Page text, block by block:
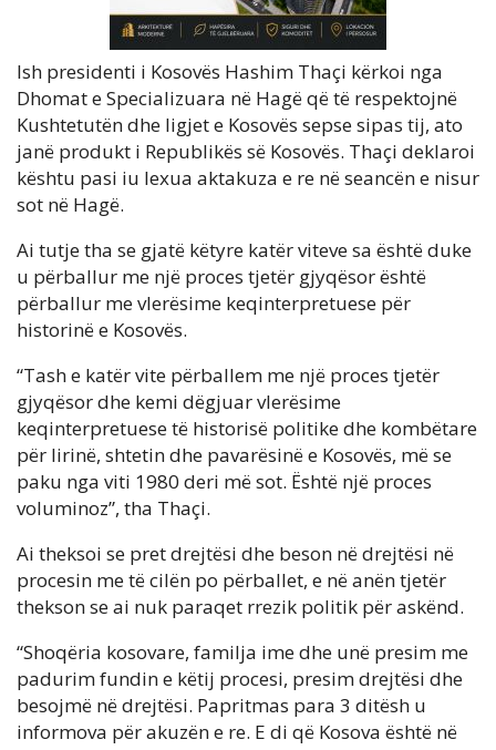
Ish presidenti i Kosovës Hashim Thaçi kërkoi nga
Dhomat e Specializuara në Hagë që të respektojnë
Kushtetutën dhe ligjet e Kosovës sepse sipas tij, ato
janë produkt i Republikës së Kosovës. Thaçi deklaroi
kështu pasi iu lexua aktakuza e re në seancën e nisur
sot në Hagë.
Ai tutje tha se gjatë këtyre katër viteve sa është duke
u përballur me një proces tjetër gjyqësor është
përballur me vlerësime keqinterpretuese për
historinë e Kosovës.
“Tash e katër vite përballem me një proces tjetër
gjyqësor dhe kemi dëgjuar vlerësime
keqinterpretuese të historisë politike dhe kombëtare
për lirinë, shtetin dhe pavarësinë e Kosovës, më se
paku nga viti 1980 deri më sot. Është një proces
voluminoz”, tha Thaçi.
Ai theksoi se pret drejtësi dhe beson në drejtësi në
procesin me të cilën po përballet, e në anën tjetër
thekson se ai nuk paraqet rrezik politik për askënd.
“Shoqëria kosovare, familja ime dhe unë presim me
padurim fundin e këtij procesi, presim drejtësi dhe
besojmë në drejtësi. Papritmas para 3 ditësh u
informova për akuzën e re. E di që Kosova është në